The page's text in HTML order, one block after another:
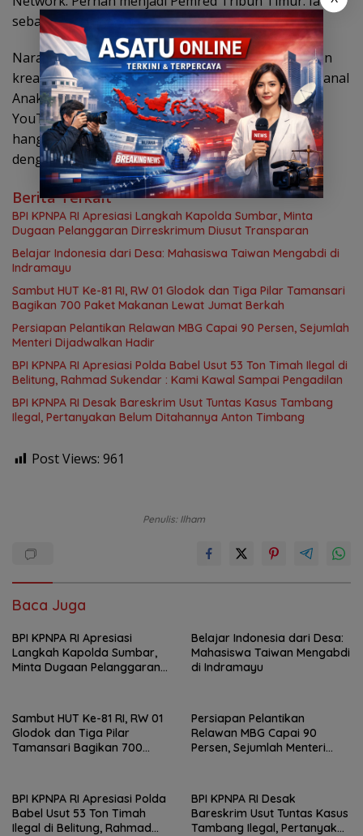
sebagai Ketua Komisi Digital Dewan Pers.
Narasumber berikutnya Rudi S. Kamri adalah konten
kreator terkenal, CEO dan pendiri kanal YouTube Kanal
Anak Bangsa TV pada Oktober 2020. Dalam kanal
YouTube-nya, dia sering mengangkat berbagai isu
hangat di Tanah Air terutama yang bersinggungan
dengan politik dan pejabat pemerintah. (*)
Berita Terkait
BPI KPNPA RI Apresiasi Langkah Kapolda Sumbar, Minta
Dugaan Pelanggaran Dirreskrimum Diusut Transparan
Belajar Indonesia dari Desa: Mahasiswa Taiwan Mengabdi di
Indramayu
Sambut HUT Ke-81 RI, RW 01 Glodok dan Tiga Pilar Tamansari
Bagikan 700 Paket Makanan Lewat Jumat Berkah
Persiapan Pelantikan Relawan MBG Capai 90 Persen, Sejumlah
Menteri Dijadwalkan Hadir
BPI KPNPA RI Apresiasi Polda Babel Usut 53 Ton Timah Ilegal di
Belitung, Rahmad Sukendar : Kami Kawal Sampai Pengadilan
BPI KPNPA RI Desak Bareskrim Usut Tuntas Kasus Tambang
Ilegal, Pertanyakan Belum Ditahannya Anton Timbang
Post Views: 961
Penulis: Ilham
Baca Juga
BPI KPNPA RI Apresiasi
Langkah Kapolda Sumbar,
Minta Dugaan Pelanggaran
Belajar Indonesia dari Desa:
Mahasiswa Taiwan Mengabdi
di Indramayu
Sambut HUT Ke-81 RI, RW 01
Glodok dan Tiga Pilar
Tamansari Bagikan 700
Persiapan Pelantikan
Relawan MBG Capai 90
Persen, Sejumlah Menteri
BPI KPNPA RI Apresiasi Polda
Babel Usut 53 Ton Timah
Ilegal di Belitung, Rahmad
BPI KPNPA RI Desak
Bareskrim Usut Tuntas Kasus
Tambang Ilegal, Pertanyakan